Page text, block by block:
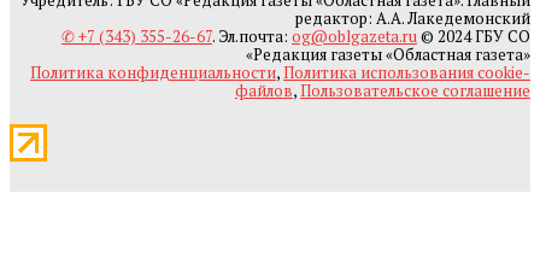
редактор: А.А. Лакедемонский
✆ +7 (343) 355-26-67. Эл.почта: og@oblgazeta.ru© 2024 ГБУ СО
«Редакция газеты «Областная газета»
Политика конфиденциальности,Политика использования cookie-
файлов,Пользовательское соглашение